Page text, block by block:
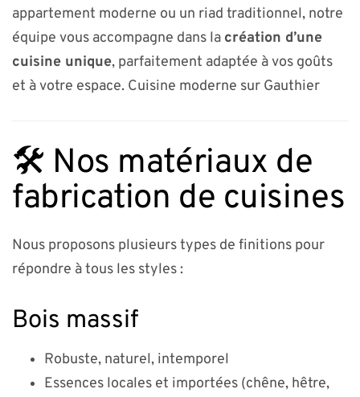
appartement moderne ou un riad traditionnel, notre
équipe vous accompagne dans la création d’une
cuisine unique, parfaitement adaptée à vos goûts
et à votre espace. Cuisine moderne sur Gauthier
🛠️ Nos matériaux de
fabrication de cuisines
Nous proposons plusieurs types de finitions pour
répondre à tous les styles :
Bois massif
Robuste, naturel, intemporel
Essences locales et importées (chêne, hêtre,